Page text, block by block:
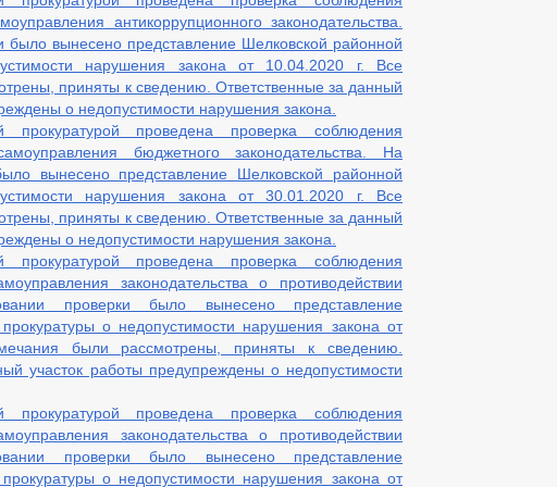
СДАЧИ В АРЕНДУ
ИНФОРМАЦИОННЫЕ МАТЕРИАЛЫ
МЕСТ
ОБОРОТ ТОВАРОВ, РАБОТ И УСЛУГ
СОСТОЯНИЕ СУБЪЕКТОВ
ЗАКУПКА ТОВАРОВ, РАБОТ И УСЛУГ
КООРДИНАЦИОННЫЙ СОВЕТ
ДАННЫЕ НОТАРИАЛЬНЫЕ ДЕЛА
ГРУППА АНК РАБОЧАЯ ГРУППА АТК ТАРИФНАЯ КОМИССИЯ
ГРУППА ПО ПРОФИЛАКТИКЕ ПРАВОНАРУШЕНИЙ
ПО ПЛАТЕЖАМ В БЮДЖЕТ И-КСП
РАССМОТРЕНИЮ ВОПРОСОВ НОРМИРОВАНИЯ В СФЕРЕ ЗАКУПОК
КОНФЛИКТА ИНТЕРЕСОВ
К ОБЯЗАТЕЛЬНЫМ И ИСПРАВИТЕЛЬНЫМ РАБОТАМ
БЕЗ ВЕСТИ
ТЕКСТЫ ОФИЦИАЛЬНЫХ ВЫСТУПЛЕНИЙ И
ЗАКУПКА ТОВАРОВ, РАБОТ И УСЛУГ ИНФОРМАЦИЯ О РЕЗУЛЬТАТАХ
ПЛАН РАБОТЫ
СТРУКТУРА, ПОЛНОМОЧИЯ, ЗАДАЧИ И ФУНКЦИИ
СОВЕТА ДЕПУТАТОВ
ГРАФИК ПРИЁМА ГРАЖДАН
СВЕДЕНИЯ О
ПРОЕКТ — МУНИЦИПАЛЬНЫЙ ДЕПУТАТ
_
НПА
ИНЫЕ АКТЫ В СФЕРЕ ПРОТИВОДЕЙСТВИЯ КОРРУПЦИИ
НОРМАТИВНЫЕ ПРАВОВЫЕ И ИНЫЕ АКТЫ В СФЕРЕ ПРОТИВОДЕЙСТВИЯ
АНТИКОРРУПЦИОННАЯ ЭКСПЕРТИЗА
МЕТОДИЧЕСКИЕ МАТЕРИАЛЫ
антикоррупционного законодательства.
было вынесено представление Шелковской районной
нарушения закона от 10.04.2020 г. Все
приняты к сведению. Ответственные за данный
о недопустимости нарушения закона.
прокуратурой проведена проверка соблюдения
бюджетного законодательства. На
вынесено представление Шелковской районной
нарушения закона от 30.01.2020 г. Все
приняты к сведению. Ответственные за данный
о недопустимости нарушения закона.
прокуратурой проведена проверка соблюдения
законодательства о противодействии
проверки было вынесено представление
о недопустимости нарушения закона от
были рассмотрены, приняты к сведению.
участок работы предупреждены о недопустимости
прокуратурой проведена проверка соблюдения
законодательства о противодействии
проверки было вынесено представление
о недопустимости нарушения закона от